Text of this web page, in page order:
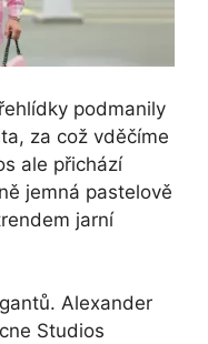
podmanily
za což vděčíme
ale přichází
jemná pastelově
jarní
Alexander
Studios